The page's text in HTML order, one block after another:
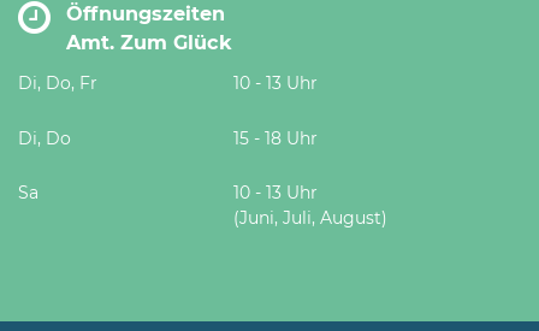
Öffnungszeiten
Amt. Zum Glück
Di, Do, Fr 10 - 13 Uhr
Di, Do 15 - 18 Uhr
Sa
10 - 13 Uhr
(Juni, Juli, August)